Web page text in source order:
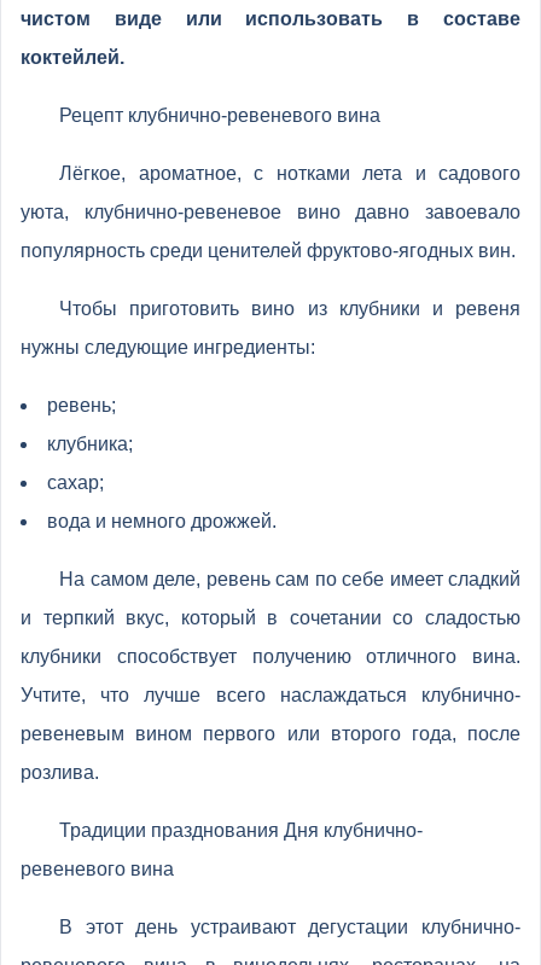
чистом виде или использовать в составе
коктейлей.
Рецепт клубнично-ревеневого вина
Лёгкое, ароматное, с нотками лета и садового
уюта, клубнично-ревеневое вино давно завоевало
популярность среди ценителей фруктово-ягодных вин.
Чтобы приготовить вино из клубники и ревеня
нужны следующие ингредиенты:
ревень;
клубника;
сахар;
вода и немного дрожжей.
На самом деле, ревень сам по себе имеет сладкий
и терпкий вкус, который в сочетании со сладостью
клубники способствует получению отличного вина.
Учтите, что лучше всего наслаждаться клубнично-
ревеневым вином первого или второго года, после
розлива.
Традиции празднования Дня клубнично-
ревеневого вина
В этот день устраивают дегустации клубнично-